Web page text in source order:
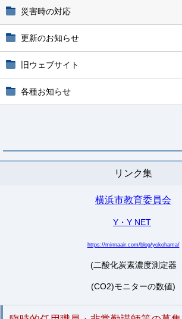
災害時の対応
更新のお知らせ
旧ウェブサイト
各種お知らせ
リンク集
横浜市教育委員会
Y・Y NET
https://minnaair.com/blog/yokohama/
(二酸化炭素濃度測定器
(CO2)モニターの数値)